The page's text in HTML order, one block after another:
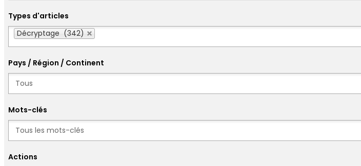
Types d'articles
Types d'articles
Décryptage (342)
Pays / Région / Continent
Mots-clés
Mots-clés
Actions